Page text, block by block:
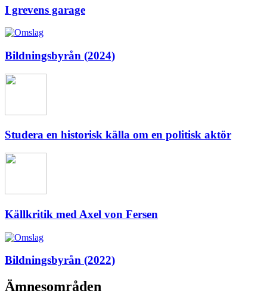
I grevens garage
Bildningsbyrån (2024)
Studera en historisk källa om en politisk aktör
Källkritik med Axel von Fersen
Bildningsbyrån (2022)
Ämnesområden